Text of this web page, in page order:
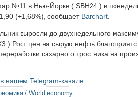
№11 в Нью-Йорке ( SBH24 ) в
(+1,68%), сообщает Barchart
выросли до двухнедельного
) Рост цен на сырую нефть
сахарного тростника на
нашем Telegram-канале
/ World economy